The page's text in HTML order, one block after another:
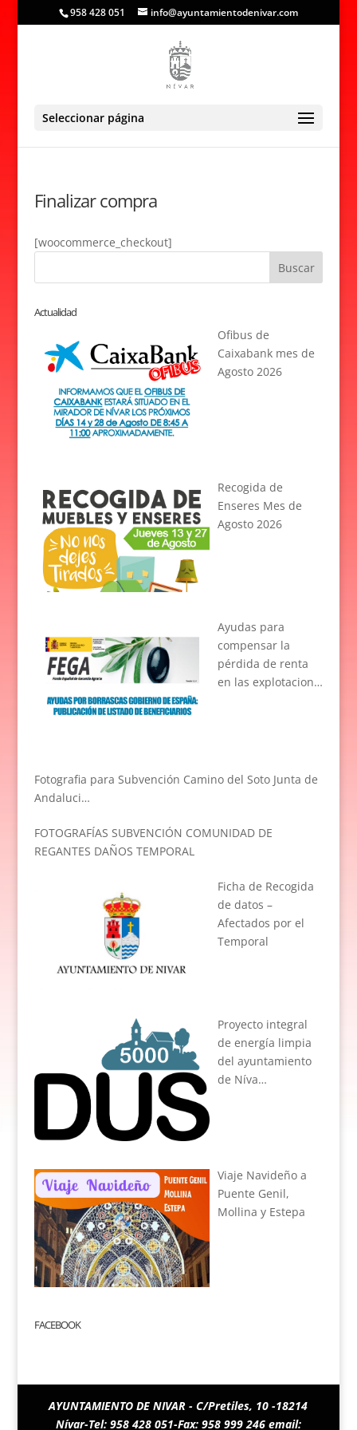
958 428 051 info@ayuntamientodenivar.com
Seleccionar página
Finalizar compra
[woocommerce_checkout]
Actualidad
Ofibus de
Caixabank mes de
Agosto 2026
Recogida de
Enseres Mes de
Agosto 2026
Ayudas para
compensar la
pérdida de renta
en las explotacion…
Fotografia para Subvención Camino del Soto Junta de
Andaluci…
FOTOGRAFÍAS SUBVENCIÓN COMUNIDAD DE
REGANTES DAÑOS TEMPORAL
Ficha de Recogida
de datos –
Afectados por el
Temporal
Proyecto integral
de energía limpia
del ayuntamiento
de Níva…
Viaje Navideño a
Puente Genil,
Mollina y Estepa
FACEBOOK
AYUNTAMIENTO DE NIVAR - C/Pretiles, 10 -18214
Nívar-Tel: 958 428 051-Fax: 958 999 246 email: